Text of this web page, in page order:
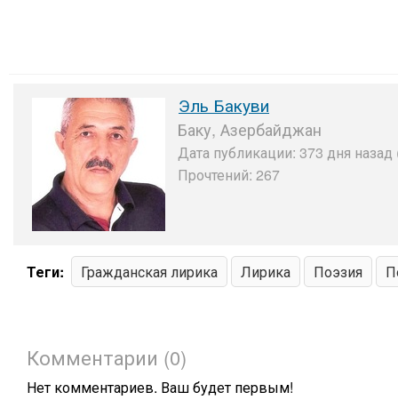
Эль Бакуви
Баку, Азербайджан
Дата публикации: 373 дня
Прочтений: 267
Теги: Гражданская лирика Лирика Поэзия
Комментарии (0)
Нет комментариев. Ваш будет первым!